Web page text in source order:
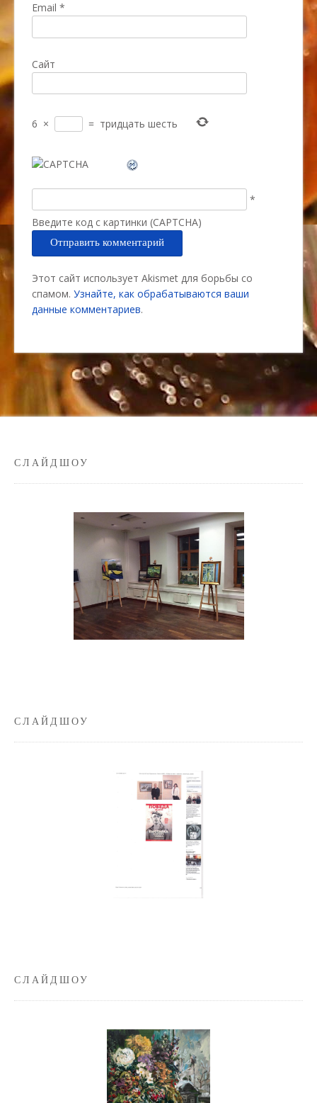
Email *
Сайт
6 × = тридцать шесть
Введите код с картинки (CAPTCHA)
*
Этот сайт использует Akismet для борьбы со
спамом. Узнайте, как обрабатываются ваши
данные комментариев.
СЛАЙДШОУ
СЛАЙДШОУ
СЛАЙДШОУ